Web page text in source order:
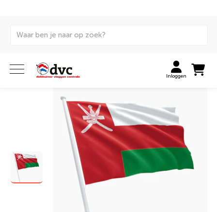
Inloggen